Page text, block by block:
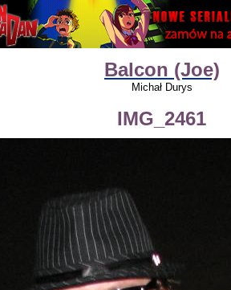
Balcon (Joe)
Michał Durys
IMG_2461